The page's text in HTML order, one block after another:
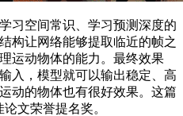
空间常识、学习预测深度的
构让网络能够提取临近的帧之
运动物体的能力。最终效果
入，模型就可以输出稳定、高
动的物体也有很好效果。这篇
文荣誉提名奖。